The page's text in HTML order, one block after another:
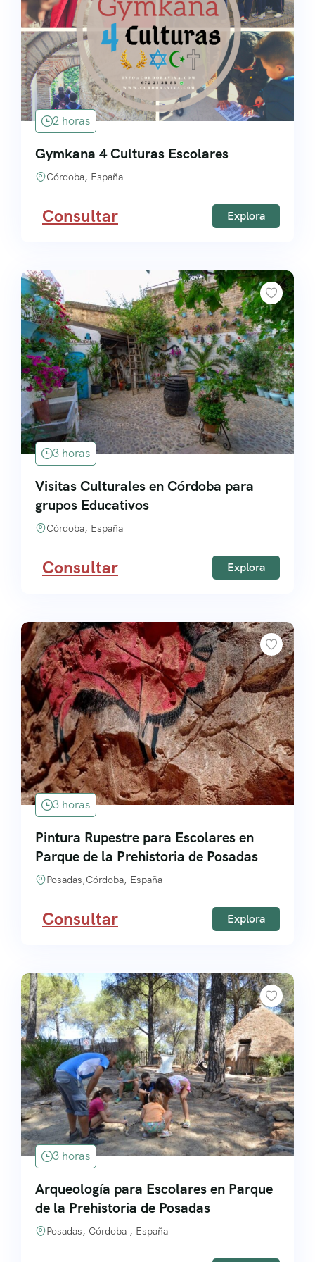
Grupos
2 horas
Gymkana 4 Culturas Escolares
Córdoba, España
Consultar Explora
3 horas
Visitas Culturales en Córdoba para
grupos Educativos
Córdoba, España
Consultar Explora
3 horas
Pintura Rupestre para Escolares en
Parque de la Prehistoria de Posadas
Posadas,Córdoba, España
Consultar Explora
3 horas
Arqueología para Escolares en Parque
de la Prehistoria de Posadas
Posadas, Córdoba , España